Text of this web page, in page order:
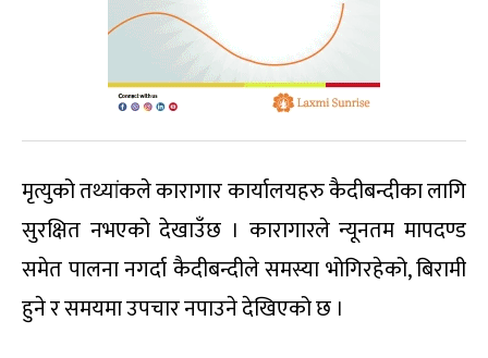
मृत्युको तथ्यांकले कारागार कार्यालयहरु कैदीबन्दीका लागि
सुरक्षित नभएको देखाउँछ । कारागारले न्यूनतम मापदण्ड
समेत पालना नगर्दा कैदीबन्दीले समस्या भोगिरहेको, बिरामी
हुने र समयमा उपचार नपाउने देखिएको छ ।